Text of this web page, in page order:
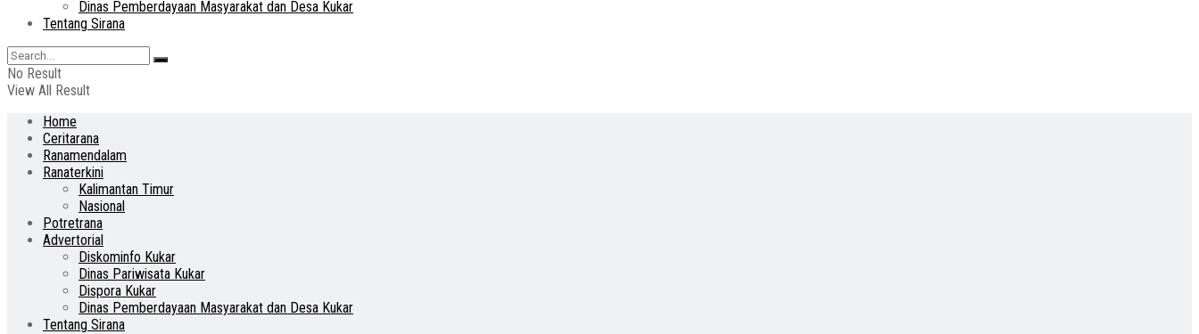
Dinas Pemberdayaan Masyarakat dan Desa Kukar
Tentang Sirana
No Result
View All Result
Home
Ceritarana
Ranamendalam
Ranaterkini
Kalimantan Timur
Nasional
Potretrana
Advertorial
Diskominfo Kukar
Dinas Pariwisata Kukar
Dispora Kukar
Dinas Pemberdayaan Masyarakat dan Desa Kukar
Tentang Sirana